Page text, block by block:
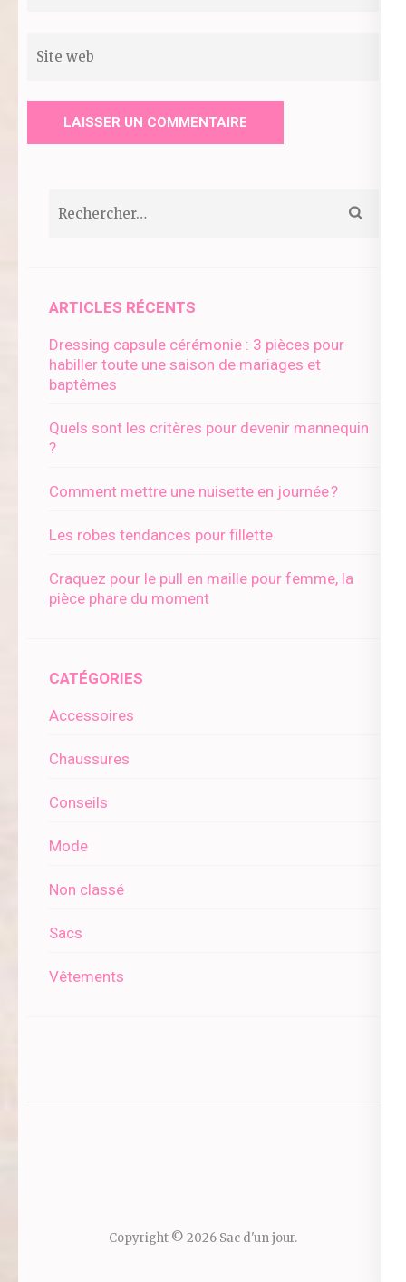
ARTICLES RÉCENTS
Dressing capsule cérémonie : 3 pièces pour
habiller toute une saison de mariages et
baptêmes
Quels sont les critères pour devenir mannequin
?
Comment mettre une nuisette en journée ?
Les robes tendances pour fillette
Craquez pour le pull en maille pour femme, la
pièce phare du moment
CATÉGORIES
Accessoires
Chaussures
Conseils
Mode
Non classé
Sacs
Vêtements
Copyright © 2026 Sac d'un jour.